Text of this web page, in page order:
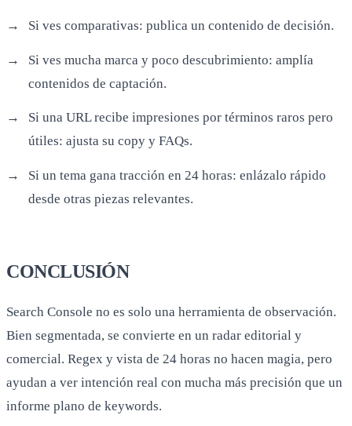
Si ves comparativas: publica un contenido de decisión.
Si ves mucha marca y poco descubrimiento: amplía
contenidos de captación.
Si una URL recibe impresiones por términos raros pero
útiles: ajusta su copy y FAQs.
Si un tema gana tracción en 24 horas: enlázalo rápido
desde otras piezas relevantes.
CONCLUSIÓN
Search Console no es solo una herramienta de observación.
Bien segmentada, se convierte en un radar editorial y
comercial. Regex y vista de 24 horas no hacen magia, pero
ayudan a ver intención real con mucha más precisión que un
informe plano de keywords.